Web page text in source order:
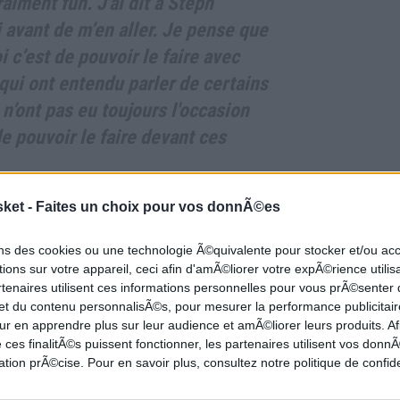
- Faites un choix pour vos donnÃ©es
des cookies ou une technologie Ã©quivalente pour stocker et/ou
sur votre appareil, ceci afin d'amÃ©liorer votre expÃ©rience
utilisent ces informations personnelles pour vous prÃ©senter
du contenu personnalisÃ©s, pour mesurer la performance
en apprendre plus sur leur audience et amÃ©liorer leurs produits.
ces finalitÃ©s puissent fonctionner, les partenaires utilisent vos
prÃ©cise. Pour en savoir plus, consultez notre politique de
beaterrentré par Dwyane Wade depuis la
de son immense carrière. La chaîne
tir pour la gagne réussi contre les Warriors
par le mythique n°3 du Heat. Lors de la
d’un shoot similaire deKobe Bryantdont il
à la